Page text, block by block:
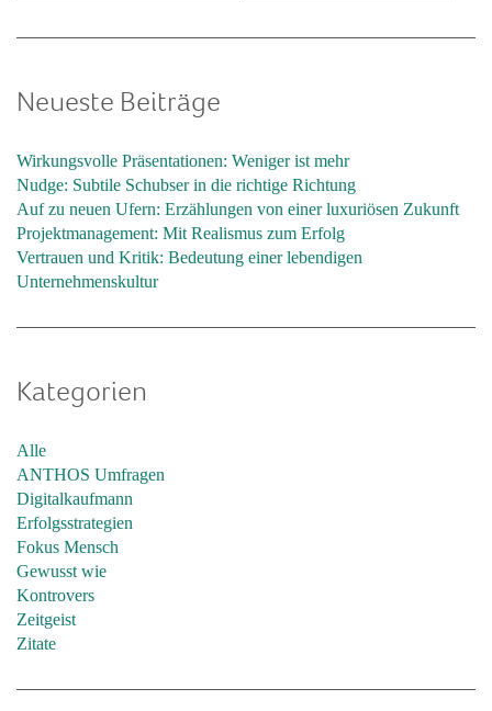
Neueste Beiträge
Wirkungsvolle Präsentationen: Weniger ist mehr
Nudge: Subtile Schubser in die richtige Richtung
Auf zu neuen Ufern: Erzählungen von einer luxuriösen Zukunft
Projektmanagement: Mit Realismus zum Erfolg
Vertrauen und Kritik: Bedeutung einer lebendigen
Unternehmenskultur
Kategorien
Alle
ANTHOS Umfragen
Digitalkaufmann
Erfolgsstrategien
Fokus Mensch
Gewusst wie
Kontrovers
Zeitgeist
Zitate